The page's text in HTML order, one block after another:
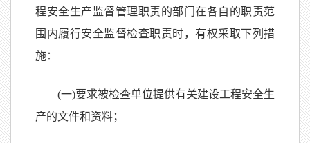
程安全生产监督管理职责的部门在各自的职责范
围内履行安全监督检查职责时，有权采取下列措
施：
(一)要求被检查单位提供有关建设工程安全生
产的文件和资料；